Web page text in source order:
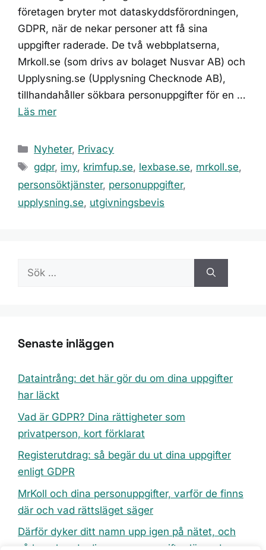
företagen bryter mot dataskyddsförordningen,
GDPR, när de nekar personer att få sina
uppgifter raderade. De två webbplatserna,
Mrkoll.se (som drivs av bolaget Nusvar AB) och
Upplysning.se (Upplysning Checknode AB),
tillhandahåller sökbara personuppgifter för en …
Läs mer
Kategorier
Nyheter, Privacy
Etiketter
gdpr, imy, krimfup.se, lexbase.se, mrkoll.se,
personsöktjänster, personuppgifter,
upplysning.se, utgivningsbevis
Sök
Senaste inläggen
Dataintrång: det här gör du om dina uppgifter
har läckt
Vad är GDPR? Dina rättigheter som
privatperson, kort förklarat
Registerutdrag: så begär du ut dina uppgifter
enligt GDPR
MrKoll och dina personuppgifter, varför de finns
där och vad rättsläget säger
Därför dyker ditt namn upp igen på nätet, och